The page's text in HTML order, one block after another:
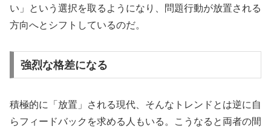
い」という選択を取るようになり、問題行動が放置される
方向へとシフトしているのだ。
強烈な格差になる
積極的に「放置」される現代、そんなトレンドとは逆に自
らフィードバックを求める人もいる。こうなると両者の間